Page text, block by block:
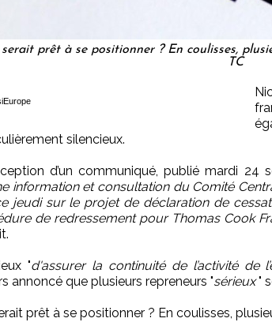
prêt à se positionner ? En coulisses,
TC
silencieux.
d’un communiqué, publié mardi
information et consultation du Comité
jeudi sur le projet de déclaration de
de redressement pour Thomas Cook
"d'assurer la continuité de l’activité de
annoncé que plusieurs repreneurs "sérieux"
prêt à se positionner ? En coulisses,